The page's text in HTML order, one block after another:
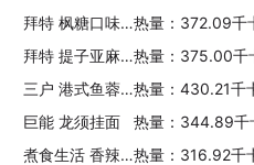
拜特 枫糖口味亚麻籽麦片热量：372.09千
拜特 提子亚麻籽麦片热量：375.00千
三户 港式鱼蓉面热量：430.21千
巨能 龙须挂面
热量：344.89千
煮食生活 香辣牛肉面热量：316.92千